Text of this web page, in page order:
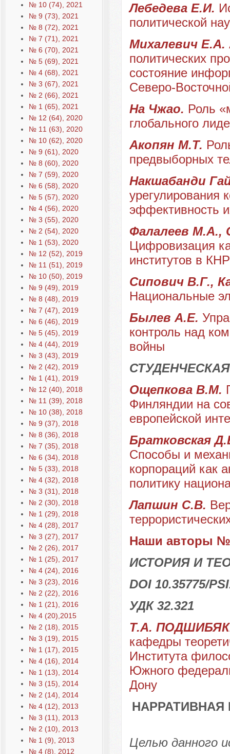
№ 10 (74), 2021
№ 9 (73), 2021
№ 8 (72), 2021
№ 7 (71), 2021
№ 6 (70), 2021
№ 5 (69), 2021
№ 4 (68), 2021
№ 3 (67), 2021
№ 2 (66), 2021
№ 1 (65), 2021
№ 12 (64), 2020
№ 11 (63), 2020
№ 10 (62), 2020
№ 9 (61), 2020
№ 8 (60), 2020
№ 7 (59), 2020
№ 6 (58), 2020
№ 5 (57), 2020
№ 4 (56), 2020
№ 3 (55), 2020
№ 2 (54), 2020
№ 1 (53), 2020
№ 12 (52), 2019
№ 11 (51), 2019
№ 10 (50), 2019
№ 9 (49), 2019
№ 8 (48), 2019
№ 7 (47), 2019
№ 6 (46), 2019
№ 5 (45), 2019
№ 4 (44), 2019
№ 3 (43), 2019
№ 2 (42), 2019
№ 1 (41), 2019
№ 12 (40), 2018
№ 11 (39), 2018
№ 10 (38), 2018
№ 9 (37), 2018
№ 8 (36), 2018
№ 7 (35), 2018
№ 6 (34), 2018
№ 5 (33), 2018
№ 4 (32), 2018
№ 3 (31), 2018
№ 2 (30), 2018
№ 1 (29), 2018
№ 4 (28), 2017
№ 3 (27), 2017
№ 2 (26), 2017
№ 1 (25), 2017
№ 4 (24), 2016
№ 3 (23), 2016
№ 2 (22), 2016
№ 1 (21), 2016
№ 4 (20),2015
№ 2 (18), 2015
№ 3 (19), 2015
№ 1 (17), 2015
№ 4 (16), 2014
№ 1 (13), 2014
№ 3 (15), 2014
№ 2 (14), 2014
№ 4 (12), 2013
№ 3 (11), 2013
№ 2 (10), 2013
№ 1 (9), 2013
№ 4 (8), 2012
Лебедева Е.И.
политической
Михалевич Е.А.
политических
состояние
Северо-
На Чжао. Роль
глобального
Акопян М.Т.
предвыборных
Накшабанди
урегулирования
эффективность
Фалалеев М.А.,
Цифровизация
институтов в КНР
Сипович В.Г.,
Национальные
Былев А.Е.
контроль над
войны
Ощепкова В.М.
Финляндии на
европейской
Братковская
Способы и
корпораций как
политику
Лапшин С.В.
Наши авторы №
ИСТОРИЯ И
DOI 10.35775/
УДК 32.321
Т.А.
кафедры
Института
Южного
Дону
Целью данного